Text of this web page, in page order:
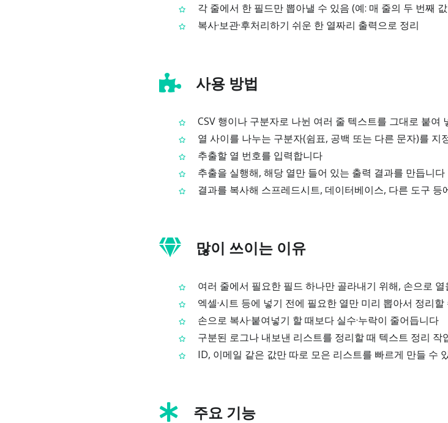
각 줄에서 한 필드만 뽑아낼 수 있음 (예: 매 줄의 두 번째
복사·보관·후처리하기 쉬운 한 열짜리 출력으로 정리
사용 방법
CSV 행이나 구분자로 나뉜 여러 줄 텍스트를 그대로 붙여
열 사이를 나누는 구분자(쉼표, 공백 또는 다른 문자)를 지
추출할 열 번호를 입력합니다
추출을 실행해, 해당 열만 들어 있는 출력 결과를 만듭니다
결과를 복사해 스프레드시트, 데이터베이스, 다른 도구 등
많이 쓰이는 이유
여러 줄에서 필요한 필드 하나만 골라내기 위해, 손으로
엑셀·시트 등에 넣기 전에 필요한 열만 미리 뽑아서 정리할
손으로 복사·붙여넣기 할 때보다 실수·누락이 줄어듭니다
구분된 로그나 내보낸 리스트를 정리할 때 텍스트 정리 작
ID, 이메일 같은 값만 따로 모은 리스트를 빠르게 만들 수
주요 기능